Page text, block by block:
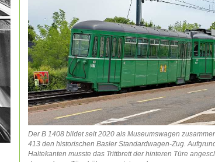
Der B 1408 bildet seit 2020 als Museumswagen
413 den historischen Basler Standardwagen-Zug.
Haltekanten musste das Trittbrett der hinteren Türe